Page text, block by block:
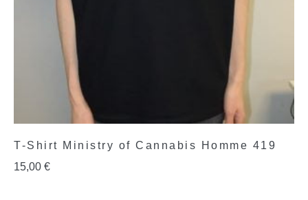
T-Shirt Ministry of Cannabis Homme 419
15,00 €